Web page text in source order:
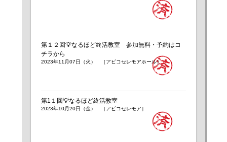
第１２回💡なるほど終活教室 参加無料・予約はコ
チラから
2023年11月07日（火） ［アビコセレモアホール］
第1１回💡なるほど終活教室
2023年10月20日（金） ［アビコセレモア］